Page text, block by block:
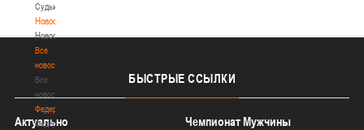
Судьи
Новости
Новости
Все
новости
Все
новости
Федерация
Федерация
БЫСТРЫЕ ССЫЛКИ
Актуально
Чемпионат Мужчины